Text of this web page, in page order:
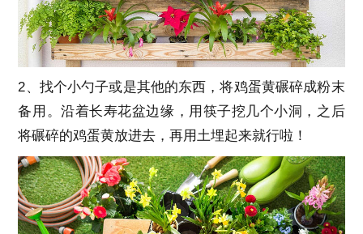
2、找个小勺子或是其他的东西，将鸡蛋黄碾碎成粉末
备用。沿着长寿花盆边缘，用筷子挖几个小洞，之后
将碾碎的鸡蛋黄放进去，再用土埋起来就行啦！